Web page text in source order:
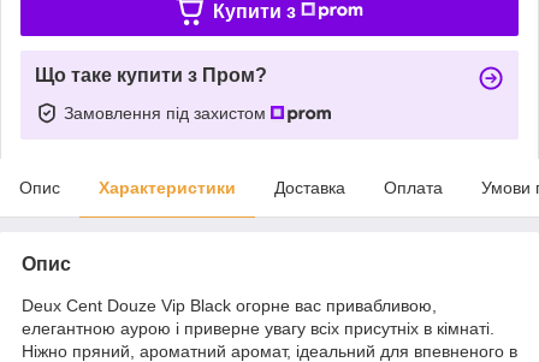
Купити з
Що таке купити з Пром?
Замовлення під захистом
Опис Характеристики Доставка Оплата Умови
Опис
Deux Cent Douze Vip Black огорне вас привабливою,
елегантною аурою і приверне увагу всіх присутніх в кімнаті.
Ніжно пряний, ароматний аромат, ідеальний для впевненого в